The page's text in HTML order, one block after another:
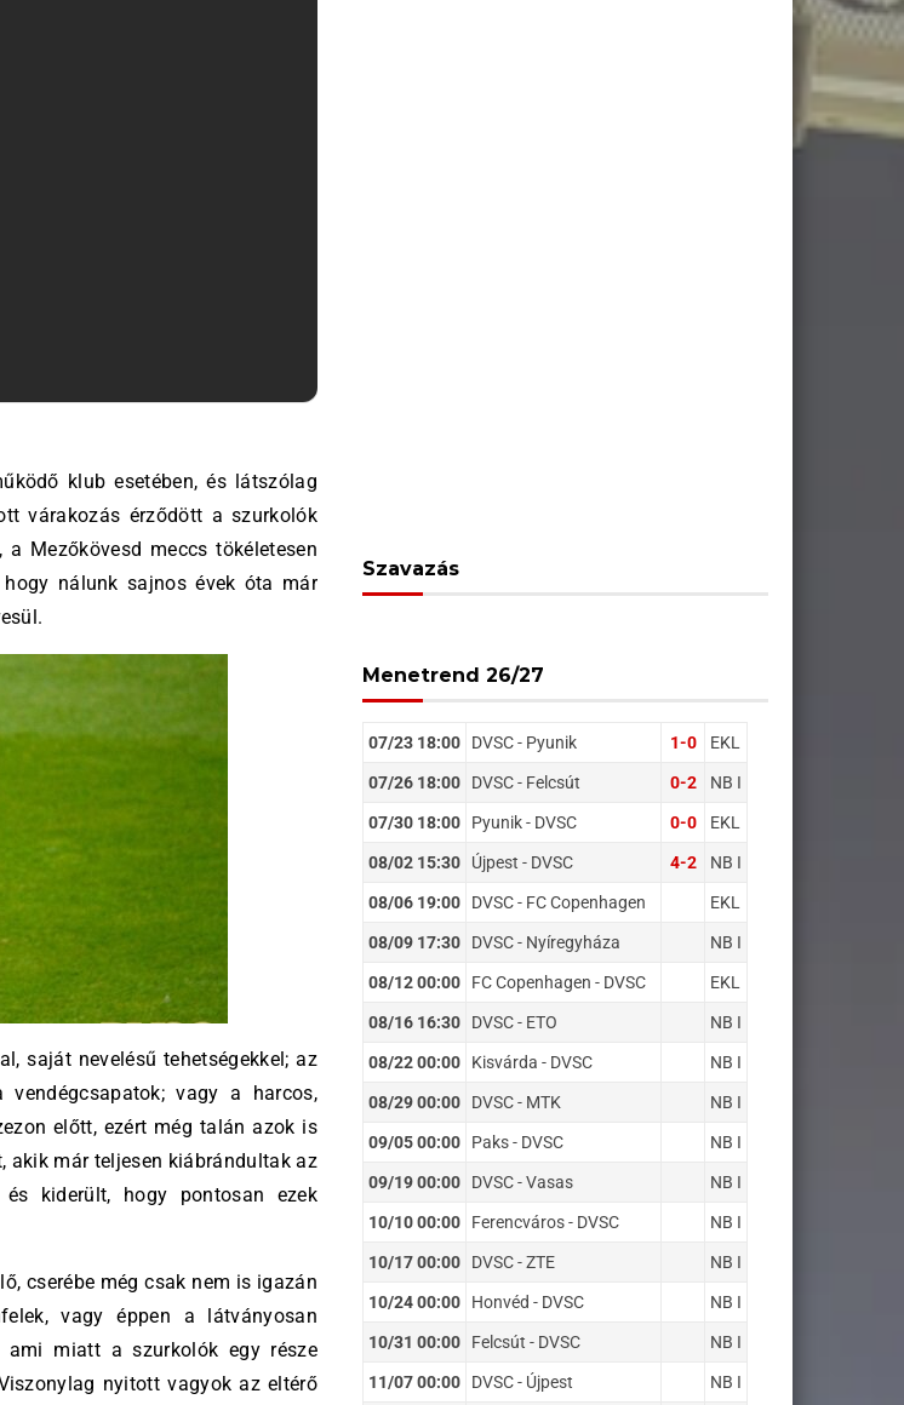
várakozás érződött a szurkolók
Mezőkövesd meccs tökéletesen
nálunk sajnos évek óta már
saját nevelésű tehetségekkel; az
vagy a harcos,
előtt, ezért még talán azok is
akik már teljesen kiábrándultak az
kiderült, hogy pontosan ezek
cserébe még csak nem is igazán
vagy éppen a látványosan
ami miatt a szurkolók egy része
nyitott vagyok az eltérő
Szavazás
Menetrend 26/27
07/23 18:00 DVSC - Pyunik 1-0 EKL
07/26 18:00 DVSC - Felcsút 0-2 NB I
07/30 18:00 Pyunik - DVSC 0-0 EKL
08/02 15:30 Újpest - DVSC 4-2 NB I
08/06 19:00 DVSC - FC Copenhagen EKL
08/09 17:30 DVSC - Nyíregyháza NB I
08/12 00:00 FC Copenhagen - DVSC EKL
08/16 16:30 DVSC - ETO NB I
08/22 00:00 Kisvárda - DVSC NB I
08/29 00:00 DVSC - MTK NB I
09/05 00:00 Paks - DVSC NB I
09/19 00:00 DVSC - Vasas NB I
10/10 00:00 Ferencváros - DVSC NB I
10/17 00:00 DVSC - ZTE NB I
10/24 00:00 Honvéd - DVSC NB I
10/31 00:00 Felcsút - DVSC NB I
11/07 00:00 DVSC - Újpest NB I